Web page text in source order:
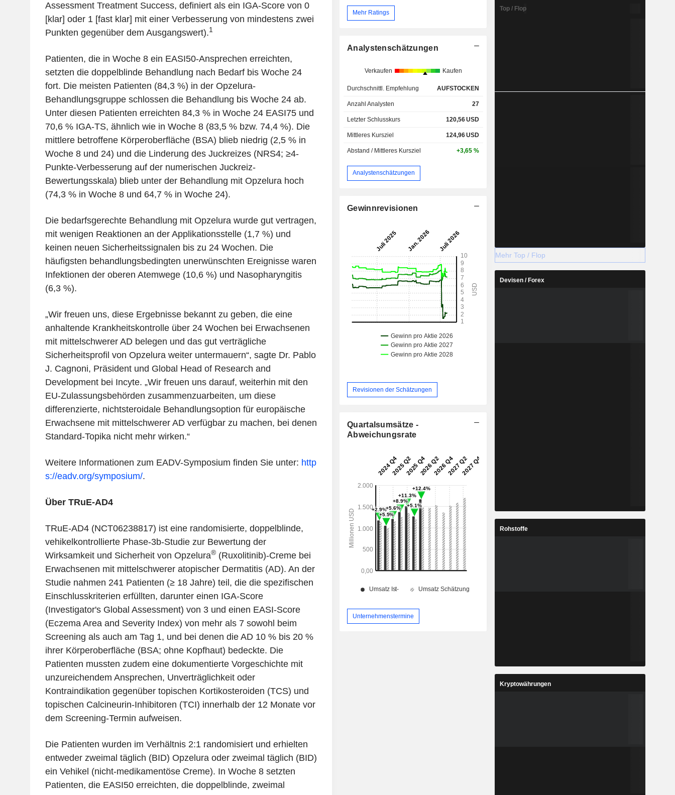
Assessment Treatment Success, definiert als ein IGA-Score von 0
[klar] oder 1 [fast klar] mit einer Verbesserung von mindestens zwei
Punkten gegenüber dem Ausgangswert).1
Patienten, die in Woche 8 ein EASI50-Ansprechen erreichten,
setzten die doppelblinde Behandlung nach Bedarf bis Woche 24
fort. Die meisten Patienten (84,3 %) in der Opzelura-
Behandlungsgruppe schlossen die Behandlung bis Woche 24 ab.
Unter diesen Patienten erreichten 84,3 % in Woche 24 EASI75 und
70,6 % IGA-TS, ähnlich wie in Woche 8 (83,5 % bzw. 74,4 %). Die
mittlere betroffene Körperoberfläche (BSA) blieb niedrig (2,5 % in
Woche 8 und 24) und die Linderung des Juckreizes (NRS4; ≥4-
Punkte-Verbesserung auf der numerischen Juckreiz-
Bewertungsskala) blieb unter der Behandlung mit Opzelura hoch
(74,3 % in Woche 8 und 64,7 % in Woche 24).
Die bedarfsgerechte Behandlung mit Opzelura wurde gut vertragen,
mit wenigen Reaktionen an der Applikationsstelle (1,7 %) und
keinen neuen Sicherheitssignalen bis zu 24 Wochen. Die
häufigsten behandlungsbedingten unerwünschten Ereignisse waren
Infektionen der oberen Atemwege (10,6 %) und Nasopharyngitis
(6,3 %).
„Wir freuen uns, diese Ergebnisse bekannt zu geben, die eine
anhaltende Krankheitskontrolle über 24 Wochen bei Erwachsenen
mit mittelschwerer AD belegen und das gut verträgliche
Sicherheitsprofil von Opzelura weiter untermauern“, sagte Dr. Pablo
J. Cagnoni, Präsident und Global Head of Research and
Development bei Incyte. „Wir freuen uns darauf, weiterhin mit den
EU-Zulassungsbehörden zusammenzuarbeiten, um diese
differenzierte, nichtsteroidale Behandlungsoption für europäische
Erwachsene mit mittelschwerer AD verfügbar zu machen, bei denen
Standard-Topika nicht mehr wirken.“
Weitere Informationen zum EADV-Symposium finden Sie unter: http
s://eadv.org/symposium/.
Über TRuE-AD4
TRuE-AD4 (NCT06238817) ist eine randomisierte, doppelblinde,
vehikelkontrollierte Phase-3b-Studie zur Bewertung der
Wirksamkeit und Sicherheit von Opzelura®(Ruxolitinib)-Creme bei
Erwachsenen mit mittelschwerer atopischer Dermatitis (AD). An der
Studie nahmen 241 Patienten (≥ 18 Jahre) teil, die die spezifischen
Einschlusskriterien erfüllten, darunter einen IGA-Score
(Investigator's Global Assessment) von 3 und einen EASI-Score
(Eczema Area and Severity Index) von mehr als 7 sowohl beim
Screening als auch am Tag 1, und bei denen die AD 10 % bis 20 %
ihrer Körperoberfläche (BSA; ohne Kopfhaut) bedeckte. Die
Patienten mussten zudem eine dokumentierte Vorgeschichte mit
unzureichendem Ansprechen, Unverträglichkeit oder
Kontraindikation gegenüber topischen Kortikosteroiden (TCS) und
topischen Calcineurin-Inhibitoren (TCI) innerhalb der 12 Monate vor
dem Screening-Termin aufweisen.
Die Patienten wurden im Verhältnis 2:1 randomisiert und erhielten
entweder zweimal täglich (BID) Opzelura oder zweimal täglich (BID)
ein Vehikel (nicht-medikamentöse Creme). In Woche 8 setzten
Patienten, die EASI50 erreichten, die doppelblinde, zweimal
Mehr Ratings
Analystenschätzungen
Verkaufen Kaufen
Durchschnittl. Empfehlung AUFSTOCKEN
Anzahl Analysten 27
Letzter Schlusskurs 120,56USD
Mittleres Kursziel 124,96USD
Abstand / Mittleres Kursziel +3,65 %
Analystenschätzungen
Gewinnrevisionen
Revisionen der Schätzungen
Quartalsumsätze -
Abweichungsrate
Unternehmenstermine
Top / Flop
Mehr Top / Flop
Devisen / Forex
Rohstoffe
Kryptowährungen